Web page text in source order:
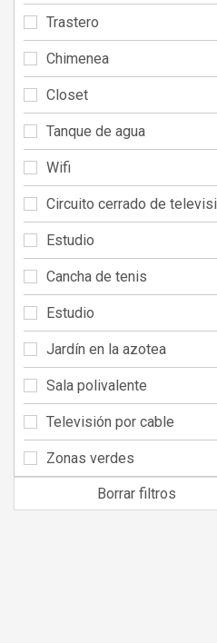
Trastero
Chimenea
Closet
Tanque de agua
Wifi
Circuito cerrado de
Estudio
Cancha de tenis
Estudio
Jardín en la azotea
Sala polivalente
Televisión por cable
Zonas verdes
Borrar filtros